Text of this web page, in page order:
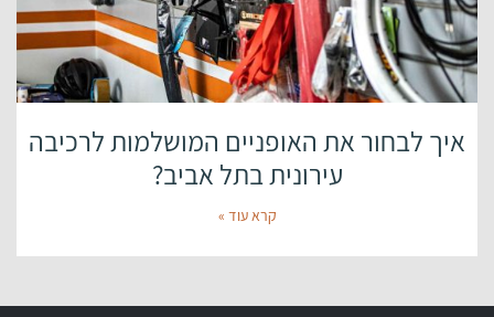
איך לבחור את האופניים המושלמות לרכיבה
עירונית בתל אביב?
קרא עוד »